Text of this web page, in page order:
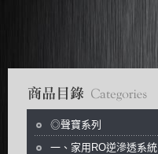
商品分類目錄
◎聲寶系列
一、家用RO逆滲透系統